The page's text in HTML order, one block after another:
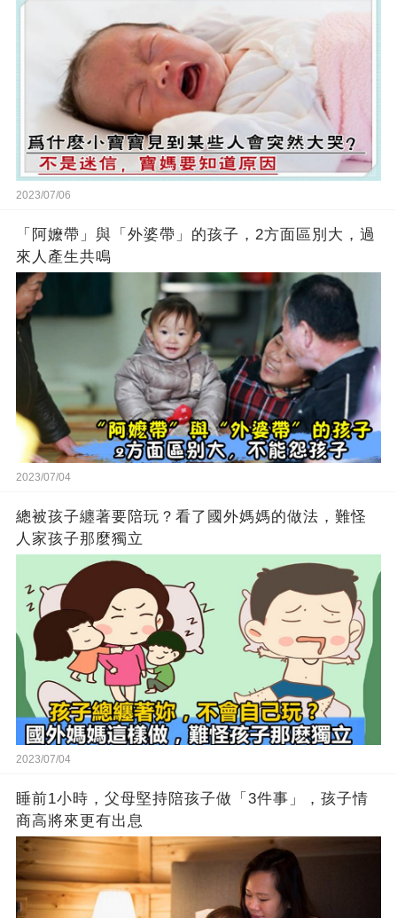
2023/07/06
「阿嬤帶」與「外婆帶」的孩子，2方面區別大，過
來人產生共鳴
2023/07/04
總被孩子纏著要陪玩？看了國外媽媽的做法，難怪
人家孩子那麼獨立
2023/07/04
睡前1小時，父母堅持陪孩子做「3件事」，孩子情
商高將來更有出息